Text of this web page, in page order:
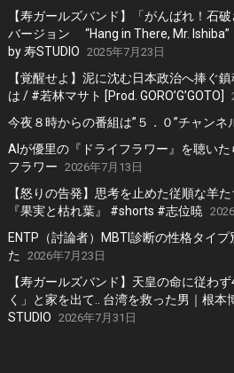
【寿ガールズバンド】「がんばれ！石
バージョン “Hang in There, Mr.
by 寿STUDIO 2025年7月23日
【覚醒せよ】泥に沈む日本政治へ捧ぐ
は / #若林マサト [Prod. GORO’G’GOTO]
今夜８時からの番組は”５．０”チャンネ
AIが優里の『ドライフラワー』を聴い
フラワー 2026年7月13日
【怒りの告発】思考を止めた従順な羊
『果実と枯れ葉』 #shorts #志位暁
ENTP（討論者）MBTI診断の性格タイ
た
2026年7月23日
【寿ガールズバンド】天皇の命に従わ
く」と家を出て.. 台湾を救った男｜根
STUDIO 2026年7月31日